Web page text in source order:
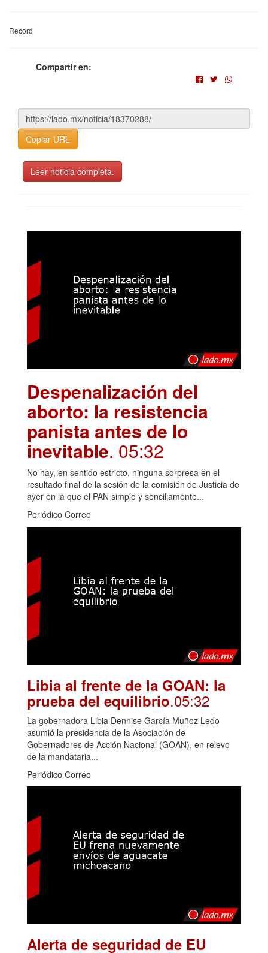
Record
Compartir en:
Copiar URL
Leer noticia completa.
Despenalización del
aborto: la resistencia
panista antes de lo
inevitable. 05:32
No hay, en sentido estricto, ninguna sorpresa en el
resultado final de la sesión de la comisión de Justicia de
ayer en la que el PAN simple y sencillamente...
Periódico Correo
Libia al frente de la GOAN: la
prueba del equilibrio.05:32
La gobernadora Libia Dennise García Muñoz Ledo
asumió la presidencia de la Asociación de
Gobernadores de Acción Nacional (GOAN), en relevo
de la mandataria...
Periódico Correo
Alerta de seguridad de EU